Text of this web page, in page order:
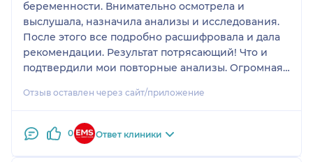
беременности. Внимательно осмотрела и
выслушала, назначила анализы и исследования.
После этого все подробно расшифровала и дала
рекомендации. Результат потрясающий! Что и
подтвердили мои повторные анализы. Огромная
Отзыв оставлен через сайт/приложение
0 Ответ клиники